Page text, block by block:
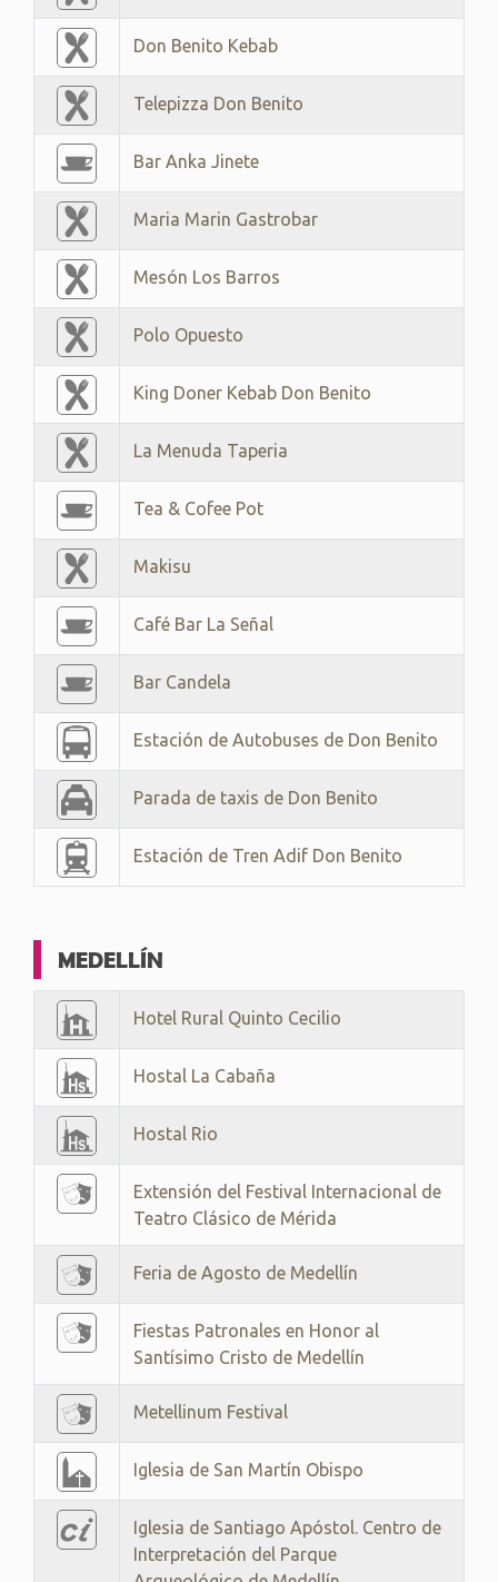
Don Benito Kebab
Telepizza Don Benito
Bar Anka Jinete
Maria Marin Gastrobar
Mesón Los Barros
Polo Opuesto
King Doner Kebab Don Benito
La Menuda Taperia
Tea & Cofee Pot
Makisu
Café Bar La Señal
Bar Candela
Estación de Autobuses de Don Benito
Parada de taxis de Don Benito
Estación de Tren Adif Don Benito
MEDELLÍN
Hotel Rural Quinto Cecilio
Hostal La Cabaña
Hostal Rio
Extensión del Festival Internacional de
Teatro Clásico de Mérida
Feria de Agosto de Medellín
Fiestas Patronales en Honor al
Santísimo Cristo de Medellín
Metellinum Festival
Iglesia de San Martín Obispo
Iglesia de Santiago Apóstol. Centro de
Interpretación del Parque